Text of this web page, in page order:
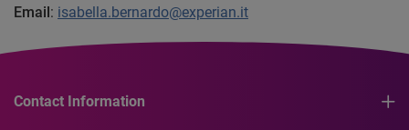
Email: isabella.bernardo@experian.it
Contact Information